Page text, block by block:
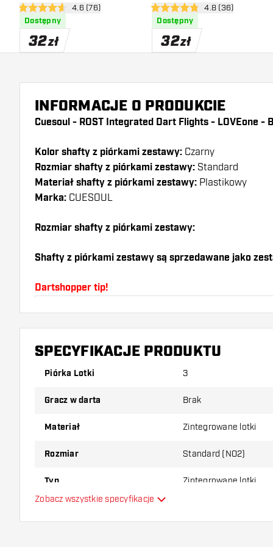
Shape
otwórz panel recenzji
4.6 gwiazdki oceny4.6 (76)
Dostępny
32zł
Shape
otwórz panel
4.8 gwiazdki oceny4.8 (36)
Dostępny
32zł
INFORMACJE O PRODUKCIE
Cuesoul - ROST Integrated Dart Flights - LOVEone -
Kolor shafty z piórkami zestawy: Czarny
Rozmiar shafty z piórkami zestawy: Standard
Materiał shafty z piórkami zestawy: Plastikowy
Marka: CUESOUL
Rozmiar shafty z piórkami zestawy:
Shafty z piórkami zestawy są sprzedawane jako
Dartshopper tip!
Upewnij się, że masz pod ręką dużo piórek i
uszkodzone lub złamane w wyniku użytkowania.
który wariant najbardziej Ci odpowiada!
SPECYFIKACJE PRODUKTU
Piórka Lotki 3
Gracz w darta Brak
Materiał Zintegrowane lotki
Rozmiar Standard (NO2)
Typ Zintegrowane lotki
Zobacz wszystkie specyfikacje